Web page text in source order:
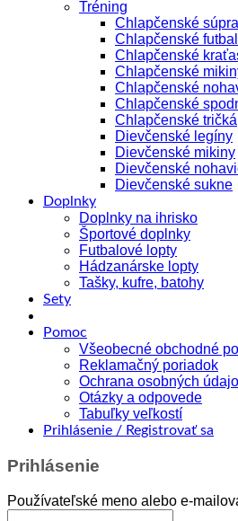
Tréning
Chlapčenské
Chlapčenské
Chlapčenské
Chlapčenské
Chlapčenské
Chlapčenské
Chlapčenské tričká
Dievčenské legíny
Dievčenské mikiny
Dievčenské
Dievčenské sukne
Doplnky
Doplnky na ihrisko
Športové doplnky
Futbalové lopty
Hádzanárske lopty
Tašky, kufre, batohy
Sety
Pomoc
Všeobecné obchodné
Reklamačný poriadok
Ochrana osobných
Otázky a odpovede
Tabuľky veľkostí
Prihlásenie / Registrovať sa
Prihlásenie
Používateľské meno alebo e-